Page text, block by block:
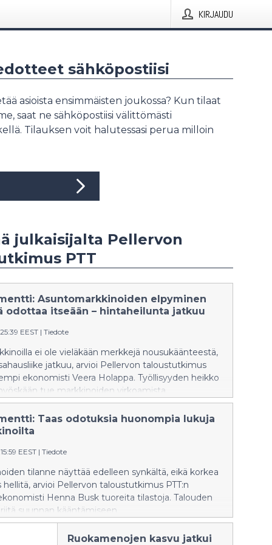
KIRJAUDU
sähköpostiisi
asioista ensimmäisten joukossa? Kun tilaat
saat ne sähköpostiisi välittömästi
Tilauksen voit halutessasi perua milloin
julkaisijalta Pellervon
PTT
Asuntomarkkinoiden elpyminen
odottaa itseään – hintaheilunta jatkuu
EEST | Tiedote
ei ole vieläkään merkkejä nousukäänteestä,
jatkuu, arvioi Pellervon taloustutkimus
ekonomisti Veera Holappa. Työllisyyden heikko
tue markkinoiden virkoamista.
Taas odotuksia huonompia lukuja
EEST | Tiedote
tilanne näyttää edelleen synkältä, eikä korkea
arvioi Pellervon taloustutkimus PTT:n
Henna Busk tuoreita tilastoja. Talouden
suunnan kääntämiseen.
Ruokamenojen kasvu jatkui